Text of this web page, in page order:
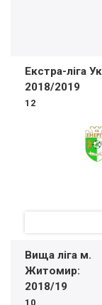
Екстра-ліга
2018/2019
12
Вища ліга м.
Житомир:
2018/19
10